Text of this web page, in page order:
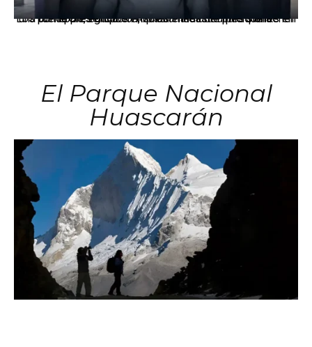
Los principales grupos empresariales del país mantienen una fuerte presencia en Áncash mediante inversiones en comercio, educación, salud e industria pesquera.
El Parque Nacional
Huascarán